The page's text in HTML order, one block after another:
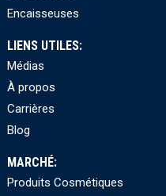
Encaisseuses
LIENS UTILES:
Médias
À propos
Carrières
Blog
MARCHÉ:
Produits Cosmétiques